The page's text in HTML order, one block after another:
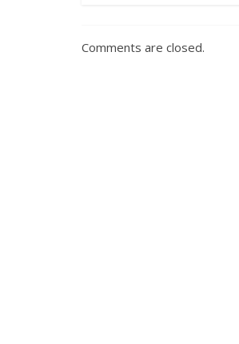
Comments are closed.